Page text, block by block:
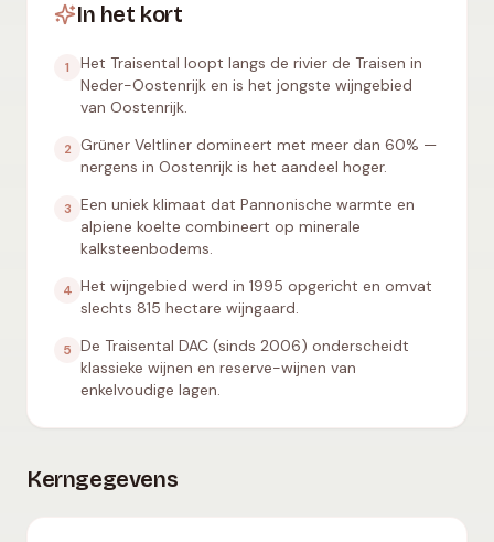
In het kort
1
Het Traisental loopt langs de rivier de Traisen in
Neder-Oostenrijk en is het jongste wijngebied
van Oostenrijk.
2 Grüner Veltliner domineert met meer dan 60% —
nergens in Oostenrijk is het aandeel hoger.
3 Een uniek klimaat dat Pannonische warmte en
alpiene koelte combineert op minerale
kalksteenbodems.
4 Het wijngebied werd in 1995 opgericht en omvat
slechts 815 hectare wijngaard.
5 De Traisental DAC (sinds 2006) onderscheidt
klassieke wijnen en reserve-wijnen van
enkelvoudige lagen.
Kerngegevens